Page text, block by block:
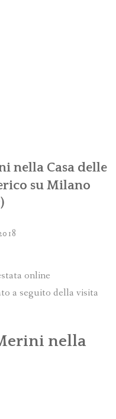
nella Casa delle
su Milano
online
a seguito della visita
nella